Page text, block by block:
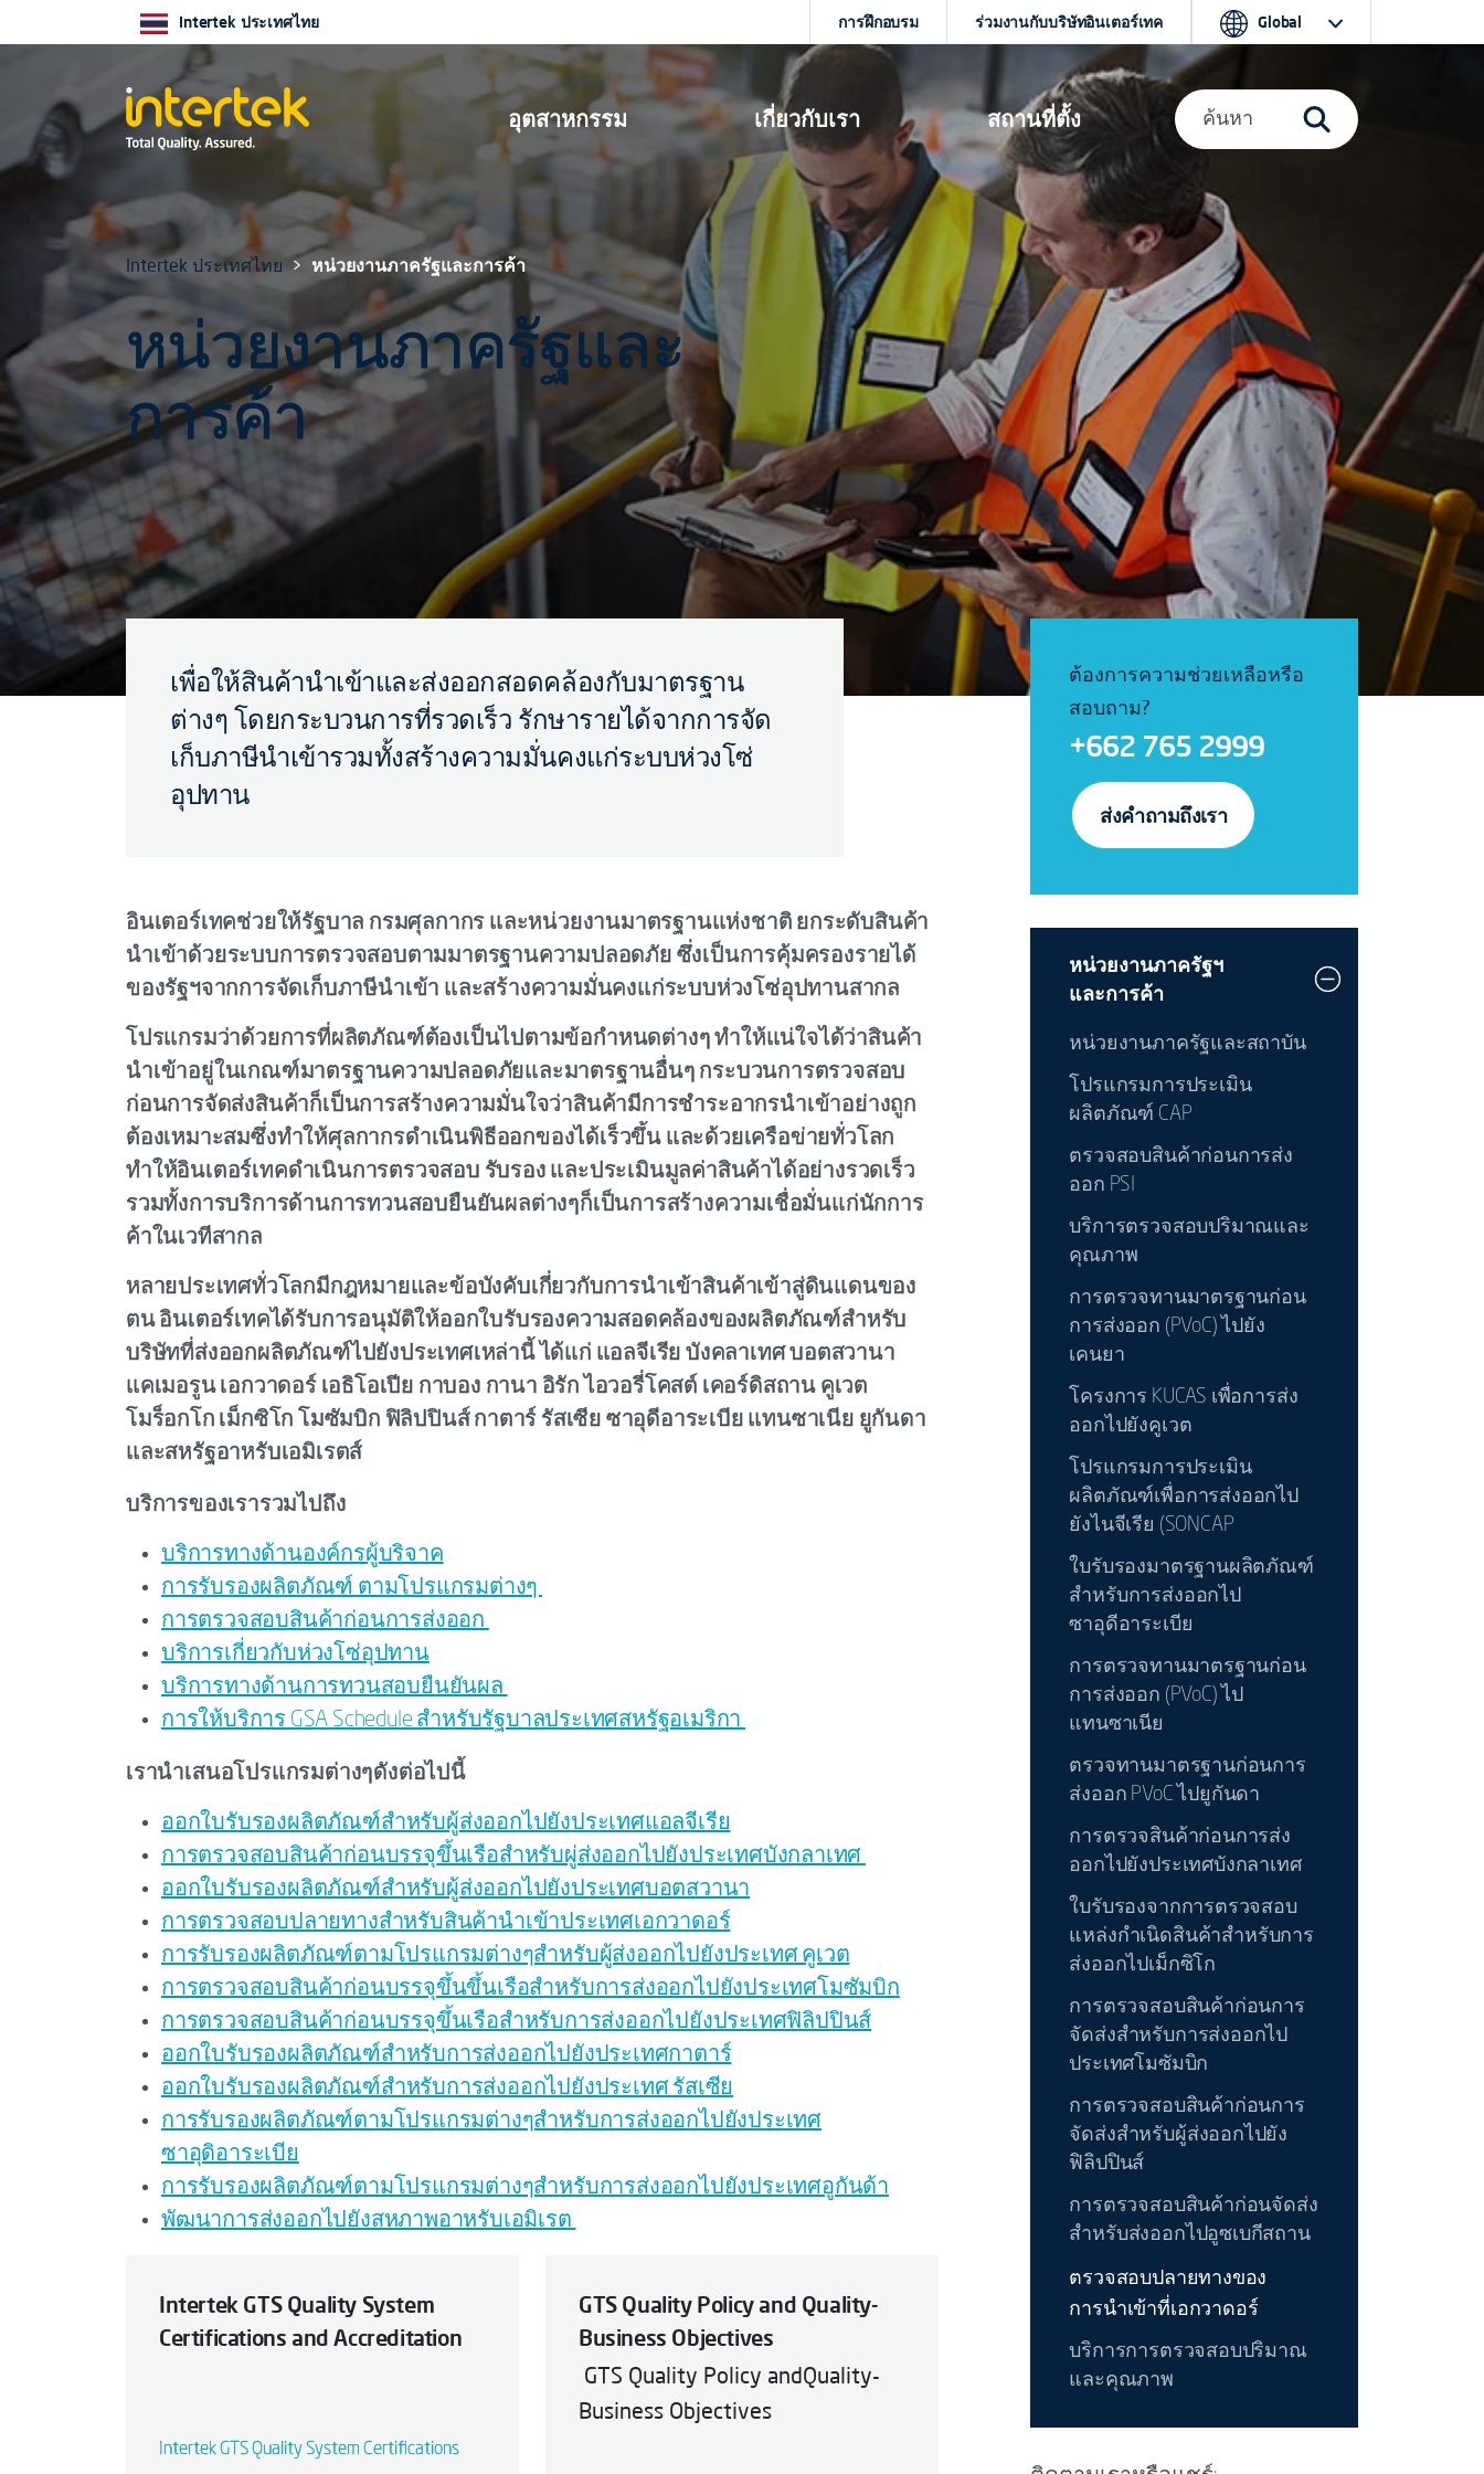
อุตสาหกรรม เกี่ยวกับเรา สถานที่ตั้ง
Intertek ประเทศไทย การฝึกอบรม ร่วมงานกับบริษัทอินเตอร์เทค Global
ค้นหา
Intertek ประเทศไทย หน่วยงานภาครัฐและการค้า
หน่วยงานภาครัฐและ
การค้า
เพื่อให้สินค้านำเข้าและส่งออกสอดคล้องกับมาตรฐาน
ต่างๆ โดยกระบวนการที่รวดเร็ว รักษารายได้จากการจัด
เก็บภาษีนำเข้ารวมทั้งสร้างความมั่นคงแก่ระบบห่วงโซ่
อุปทาน
อินเตอร์เทคช่วยให้รัฐบาล กรมศุลกากร และหน่วยงานมาตรฐานแห่งชาติ ยกระดับสินค้า
นำเข้าด้วยระบบการตรวจสอบตามมาตรฐานความปลอดภัย ซึ่งเป็นการคุ้มครองรายได้
ของรัฐฯจากการจัดเก็บภาษีนำเข้า และสร้างความมั่นคงแก่ระบบห่วงโซ่อุปทานสากล
โปรแกรมว่าด้วยการที่ผลิตภัณฑ์ต้องเป็นไปตามข้อกำหนดต่างๆ ทำให้แน่ใจได้ว่าสินค้า
นำเข้าอยู่ในเกณฑ์มาตรฐานความปลอดภัยและมาตรฐานอื่นๆ กระบวนการตรวจสอบ
ก่อนการจัดส่งสินค้าก็เป็นการสร้างความมั่นใจว่าสินค้ามีการชำระอากรนำเข้าอย่างถูก
ต้องเหมาะสมซึ่งทำให้ศุลกากรดำเนินพิธีออกของได้เร็วขึ้น และด้วยเครือข่ายทั่วโลก
ทำให้อินเตอร์เทคดำเนินการตรวจสอบ รับรอง และประเมินมูลค่าสินค้าได้อย่างรวดเร็ว
รวมทั้งการบริการด้านการทวนสอบยืนยันผลต่างๆก็เป็นการสร้างความเชื่อมั่นแก่นักการ
ค้าในเวทีสากล
หลายประเทศทั่วโลกมีกฎหมายและข้อบังคับเกี่ยวกับการนำเข้าสินค้าเข้าสู่ดินแดนของ
ตน อินเตอร์เทคได้รับการอนุมัติให้ออกใบรับรองความสอดคล้องของผลิตภัณฑ์สำหรับ
บริษัทที่ส่งออกผลิตภัณฑ์ไปยังประเทศเหล่านี้ ได้แก่ แอลจีเรีย บังคลาเทศ บอตสวานา
แคเมอรูน เอกวาดอร์ เอธิโอเปีย กาบอง กานา อิรัก ไอวอรี่โคสต์ เคอร์ดิสถาน คูเวต
โมร็อกโก เม็กซิโก โมซัมบิก ฟิลิปปินส์ กาตาร์ รัสเซีย ซาอุดีอาระเบีย แทนซาเนีย ยูกันดา
และสหรัฐอาหรับเอมิเรตส์
บริการของเรารวมไปถึง
บริการทางด้านองค์กรผู้บริจาค
การรับรองผลิตภัณฑ์ ตามโปรแกรมต่างๆ
การตรวจสอบสินค้าก่อนการส่งออก
บริการเกี่ยวกับห่วงโซ่อุปทาน
บริการทางด้านการทวนสอบยืนยันผล
การให้บริการ GSA Schedule สำหรับรัฐบาลประเทศสหรัฐอเมริกา
เรานำเสนอโปรแกรมต่างๆดังต่อไปนี้
ออกใบรับรองผลิตภัณฑ์สำหรับผู้ส่งออกไปยังประเทศแอลจีเรีย
การตรวจสอบสินค้าก่อนบรรจุขึ้นเรือสำหรับผู่ส่งออกไปยังประเทศบังกลาเทศ
ออกใบรับรองผลิตภัณฑ์สำหรับผู้ส่งออกไปยังประเทศบอตสวานา
การตรวจสอบปลายทางสำหรับสินค้านำเข้าประเทศเอกวาดอร์
การรับรองผลิตภัณฑ์ตามโปรแกรมต่างๆสำหรับผู้ส่งออกไปยังประเทศ คูเวต
การตรวจสอบสินค้าก่อนบรรจุขึ้นขึ้นเรือสำหรับการส่งออกไปยังประเทศโมซัมบิก
การตรวจสอบสินค้าก่อนบรรจุขึ้นเรือสำหรับการส่งออกไปยังประเทศฟิลิปปินส์
ออกใบรับรองผลิตภัณฑ์สำหรับการส่งออกไปยังประเทศกาตาร์
ออกใบรับรองผลิตภัณฑ์สำหรับการส่งออกไปยังประเทศ รัสเซีย
การรับรองผลิตภัณฑ์ตามโปรแกรมต่างๆสำหรับการส่งออกไปยังประเทศ
ซาอุดิอาระเบีย
การรับรองผลิตภัณฑ์ตามโปรแกรมต่างๆสำหรับการส่งออกไปยังประเทศอูกันด้า
พัฒนาการส่งออกไปยังสหภาพอาหรับเอมิเรต
Intertek GTS Quality System
Certifications and Accreditation
Intertek GTS Quality System Certifications
GTS Quality Policy and Quality-
Business Objectives
GTS Quality Policy andQuality-
Business Objectives
ต้องการความช่วยเหลือหรือ
สอบถาม?
+662 765 2999
ส่งคำถามถึงเรา
หน่วยงานภาครัฐฯ
และการค้า
หน่วยงานภาครัฐและสถาบัน
โปรแกรมการประเมิน
ผลิตภัณฑ์ CAP
ตรวจสอบสินค้าก่อนการส่ง
ออก PSI
บริการตรวจสอบปริมาณและ
คุณภาพ
การตรวจทานมาตรฐานก่อน
การส่งออก (PVoC) ไปยัง
เคนยา
โครงการ KUCAS เพื่อการส่ง
ออกไปยังคูเวต
โปรแกรมการประเมิน
ผลิตภัณฑ์เพื่อการส่งออกไป
ยังไนจีเรีย (SONCAP
ใบรับรองมาตรฐานผลิตภัณฑ์
สำหรับการส่งออกไป
ซาอุดีอาระเบีย
การตรวจทานมาตรฐานก่อน
การส่งออก (PVoC) ไป
แทนซาเนีย
ตรวจทานมาตรฐานก่อนการ
ส่งออก PVoC ไปยูกันดา
การตรวจสินค้าก่อนการส่ง
ออกไปยังประเทศบังกลาเทศ
ใบรับรองจากการตรวจสอบ
แหล่งกำเนิดสินค้าสำหรับการ
ส่งออกไปเม็กซิโก
การตรวจสอบสินค้าก่อนการ
จัดส่งสำหรับการส่งออกไป
ประเทศโมซัมบิก
การตรวจสอบสินค้าก่อนการ
จัดส่งสำหรับผู้ส่งออกไปยัง
ฟิลิปปินส์
การตรวจสอบสินค้าก่อนจัดส่ง
สำหรับส่งออกไปอูซเบกีสถาน
ตรวจสอบปลายทางของ
การนำเข้าที่เอกวาดอร์
บริการการตรวจสอบปริมาณ
และคุณภาพ